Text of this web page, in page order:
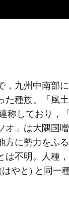
，九州中南部
た種族。「風
称しており，
オ」は大隅国
方に勢力をふ
は不明。人種
はやと) と同一